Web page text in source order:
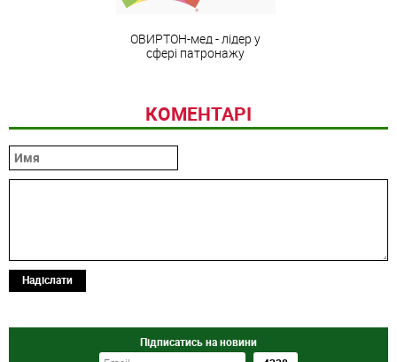
ОВИРТОН-мед - лідер у
сфері патронажу
КОМЕНТАРІ
Надіслати
Підписатись на новини